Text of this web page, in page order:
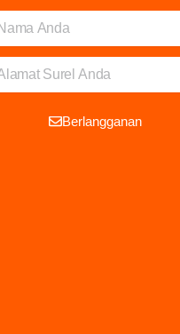
Berlangganan